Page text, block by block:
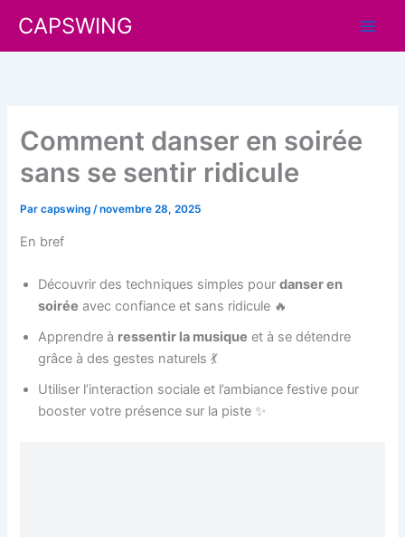
contenu
CAPSWING
Comment danser en soirée
sans se sentir ridicule
Parcapswing/novembre 28, 2025
En bref
Découvrir des techniques simples pourdanser en
soirée avec confiance et sans ridicule 🔥
Apprendre à ressentir la musique et à se détendre
grâce à des gestes naturels 💃
Utiliser l’interaction sociale et l’ambiance festive pour
booster votre présence sur la piste ✨